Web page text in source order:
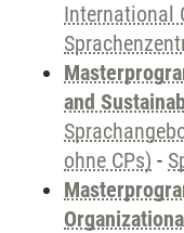
International
and
ohne CPs) -